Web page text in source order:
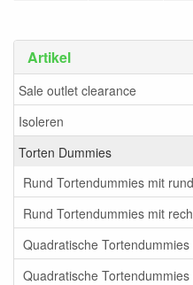
Artikel
Sale outlet clearance
Isoleren
Torten Dummies
Rund Tortendummies mit
Rund Tortendummies mit
Quadratische
Quadratische